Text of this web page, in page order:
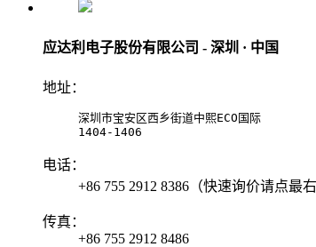
应达利电子股份有限公司 - 深圳 · 中国
地址：
深圳市宝安区西乡街道中熙ECO国际
1404-1406
电话：
+86 755 2912 8386（快速询价请点最右
传真：
+86 755 2912 8486